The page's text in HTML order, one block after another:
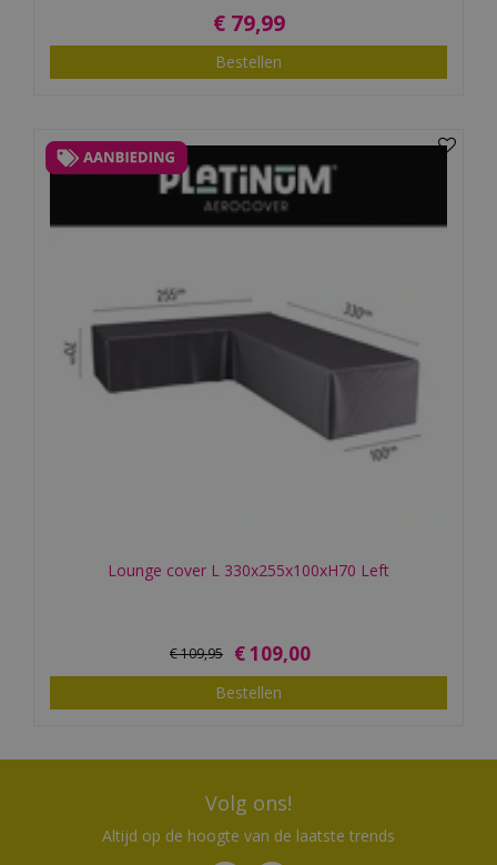
€ 79,99
Bestellen
Lounge cover L 330x255x100xH70 Left
€109,95 €109,00
Bestellen
Volg ons!
Altijd op de hoogte van de laatste trends